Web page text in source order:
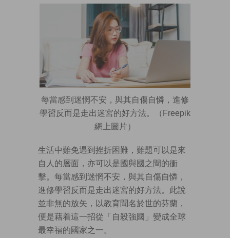
每當感到迷惘不安，與其自傷自憐，進修
學習反而是走出迷宮的好方法。（Freepik
網上圖片）
生活中難免遇到挫折困難，難題可以是來
自人的層面，亦可以是國與國之間的衝
擊。每當感到迷惘不安，與其自傷自憐，
進修學習反而是走出迷宮的好方法。此說
並非無的放矢，以教育聞名於世的芬蘭，
便是藉着這一招從「自殺強國」變成全球
最幸福的國家之一。